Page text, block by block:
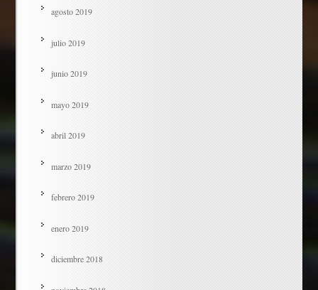
agosto 2019
julio 2019
junio 2019
mayo 2019
abril 2019
marzo 2019
febrero 2019
enero 2019
diciembre 2018